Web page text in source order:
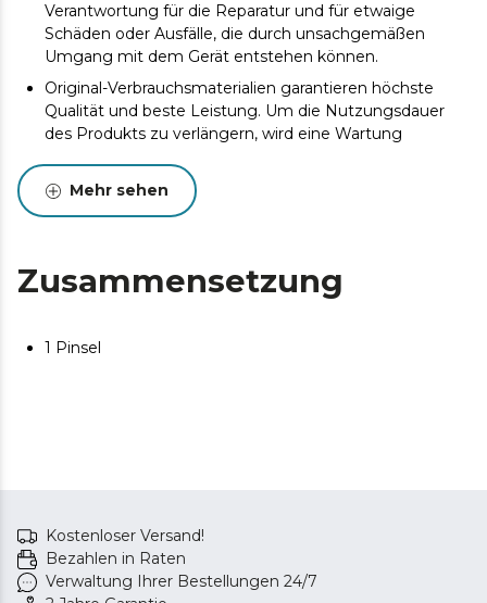
Verantwortung für die Reparatur und für etwaige
Schäden oder Ausfälle, die durch unsachgemäßen
Umgang mit dem Gerät entstehen können.
Original-Verbrauchsmaterialien garantieren höchste
Qualität und beste Leistung. Um die Nutzungsdauer
des Produkts zu verlängern, wird eine Wartung
Mehr sehen
Zusammensetzung
1 Pinsel
Kostenloser Versand!
Bezahlen in Raten
Verwaltung Ihrer Bestellungen 24/7